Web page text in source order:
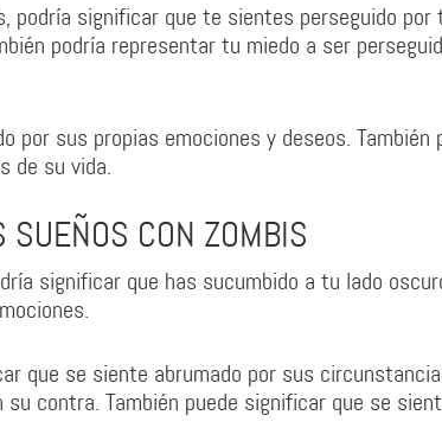
podría significar que te sientes perseguido por
podría representar tu miedo a ser
por sus propias emociones y deseos. También
de su vida.
SUEÑOS CON ZOMBIS
significar que has sucumbido a tu lado
que se siente abrumado por sus
contra. También puede significar que se